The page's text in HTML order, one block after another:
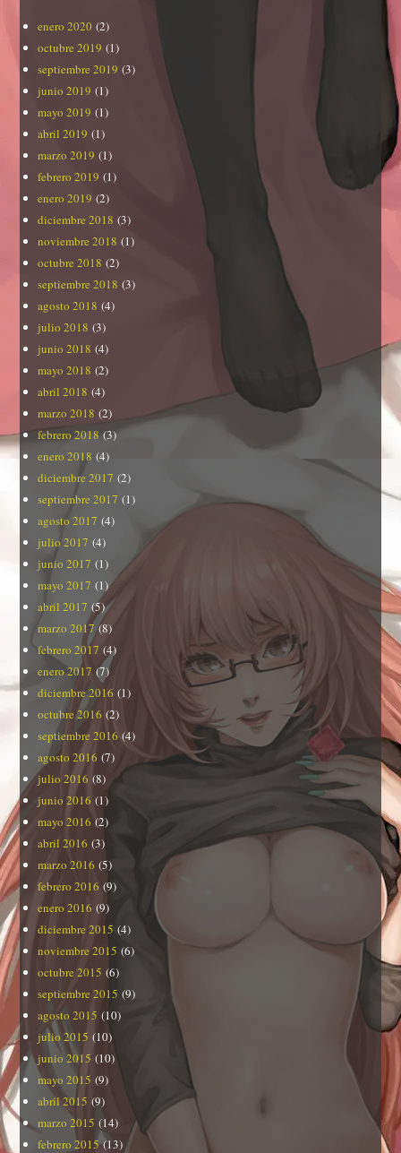
enero 2020 (2)
octubre 2019 (1)
septiembre 2019 (3)
junio 2019 (1)
mayo 2019 (1)
abril 2019 (1)
marzo 2019 (1)
febrero 2019 (1)
enero 2019 (2)
diciembre 2018 (3)
noviembre 2018 (1)
octubre 2018 (2)
septiembre 2018 (3)
agosto 2018 (4)
julio 2018 (3)
junio 2018 (4)
mayo 2018 (2)
abril 2018 (4)
marzo 2018 (2)
febrero 2018 (3)
enero 2018 (4)
diciembre 2017 (2)
septiembre 2017 (1)
agosto 2017 (4)
julio 2017 (4)
junio 2017 (1)
mayo 2017 (1)
abril 2017 (5)
marzo 2017(8)
febrero 2017 (4)
enero 2017 (7)
diciembre 2016 (1)
octubre 2016 (2)
septiembre 2016 (4)
agosto 2016 (7)
julio 2016 (8)
junio 2016 (1)
mayo 2016 (2)
abril 2016 (3)
marzo 2016 (5)
febrero 2016 (9)
enero 2016 (9)
diciembre 2015 (4)
noviembre 2015 (6)
octubre 2015 (6)
septiembre 2015 (9)
agosto 2015 (10)
julio 2015 (10)
junio 2015 (10)
mayo 2015 (9)
abril 2015 (9)
marzo 2015 (14)
febrero 2015(13)